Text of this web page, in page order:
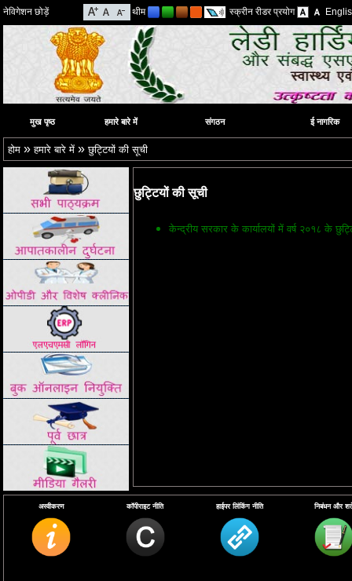
नेविगेशन छोड़ें थीम स्क्रीन रीडर प्रयोग
मुख पृष्ठ हमारे बारे में संगठन ई नागरिक
होम »हमारे बारे में »छुट्टियों की सूची
छुट्टियों की सूची
केन्द्रीय सरकार के कार्यालयों में वर्ष २०१८ के
अस्वीकरण कॉपीराइट नीति हाईपर लिंकिंग नीति निबंधन और